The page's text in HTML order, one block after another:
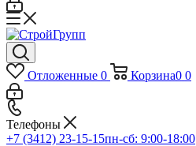
Отложенные 0 Корзина0 0
Телефоны
+7 (3412) 23-15-15пн-сб: 9:00-18:00